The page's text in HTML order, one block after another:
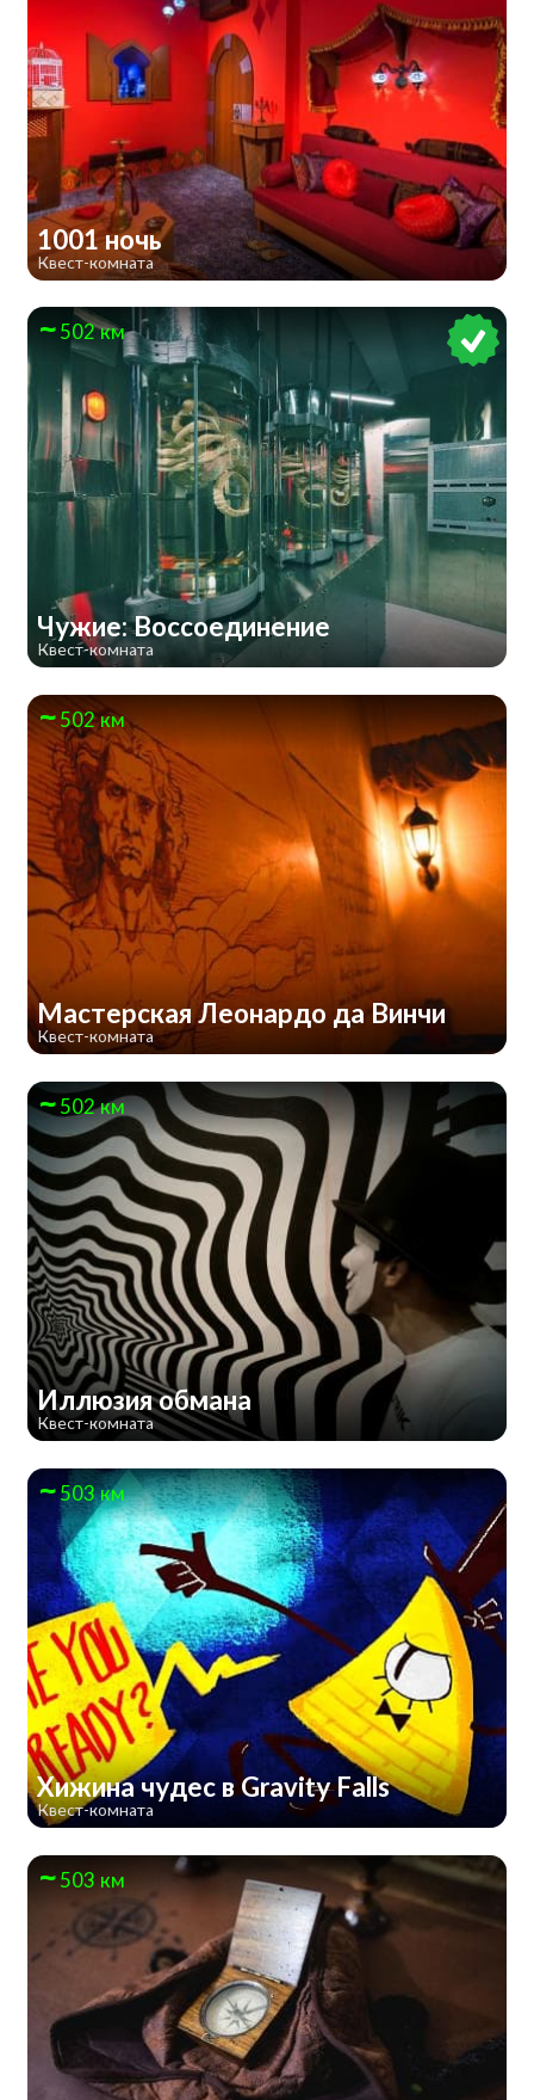
1001 ночь
Квест-комната
502 км
Чужие: Воссоединение
Квест-комната
502 км
Мастерская Леонардо да Винчи
Квест-комната
502 км
Иллюзия обмана
Квест-комната
503 км
Хижина чудес в Gravity Falls
Квест-комната
503 км